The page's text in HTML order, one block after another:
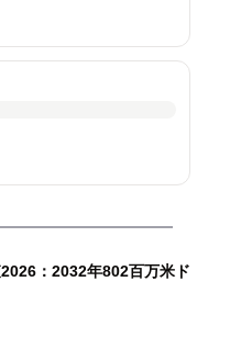
：2032年802百万米ド